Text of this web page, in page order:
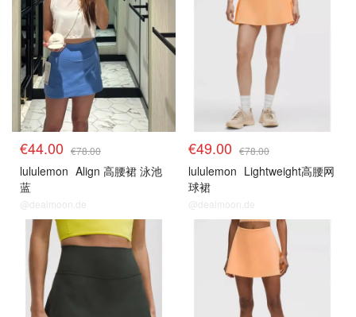
€44.00 €78.00
lululemon Align 高腰裙 泳池
蓝
@dealmoon.de
€49.00 €78.00
lululemon Lightweight高腰网
球裙
@dealmoon.de